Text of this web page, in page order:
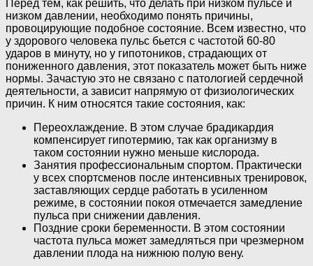
Перед тем, как решить, что делать при низком пульсе и
низком давлении, необходимо понять причины,
провоцирующие подобное состояние. Всем известно, что
у здорового человека пульс бьется с частотой 60-80
ударов в минуту, но у гипотоников, страдающих от
пониженного давления, этот показатель может быть ниже
нормы. Зачастую это не связано с патологией сердечной
деятельности, а зависит напрямую от физиологических
причин. К ним относятся такие состояния, как:
Переохлаждение. В этом случае брадикардия
компенсирует гипотермию, так как организму в
таком состоянии нужно меньше кислорода.
Занятия профессиональным спортом. Практически
у всех спортсменов после интенсивных тренировок,
заставляющих сердце работать в усиленном
режиме, в состоянии покоя отмечается замедление
пульса при снижении давления.
Поздние сроки беременности. В этом состоянии
частота пульса может замедляться при чрезмерном
давлении плода на нижнюю полую вену.